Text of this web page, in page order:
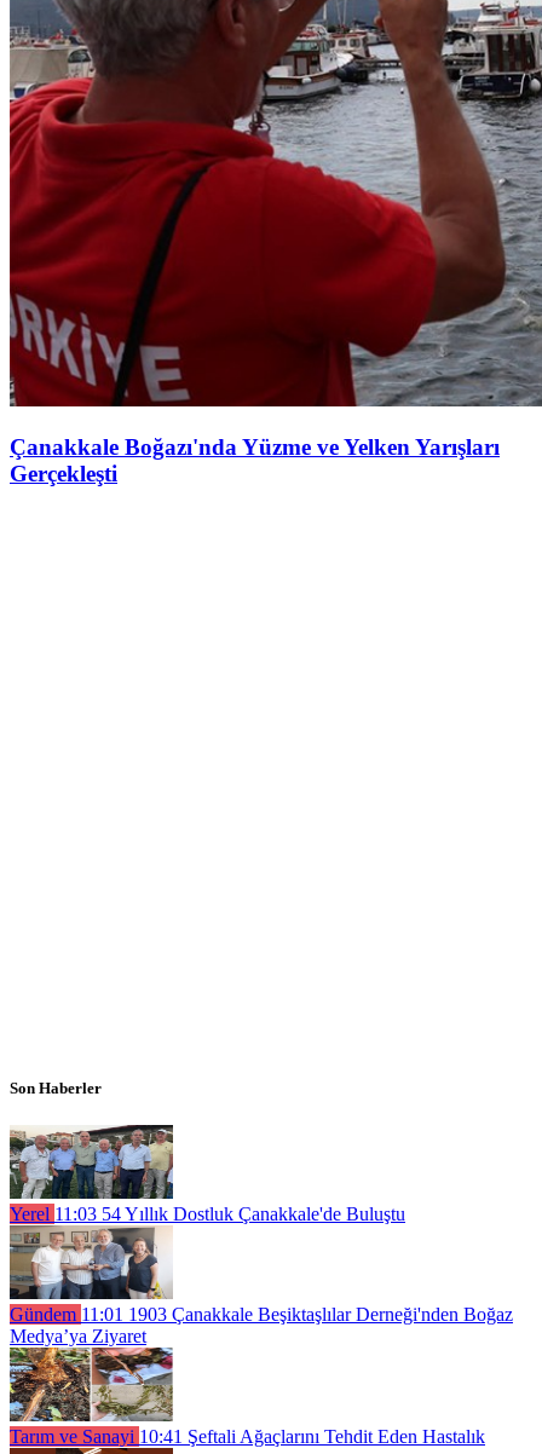
Çanakkale Boğazı'nda Yüzme ve Yelken Yarışları
Gerçekleşti
Son Haberler
Yerel 11:03 54 Yıllık Dostluk Çanakkale'de Buluştu
Gündem 11:01 1903 Çanakkale Beşiktaşlılar Derneği'nden Boğaz
Medya’ya Ziyaret
Tarım ve Sanayi 10:41 Şeftali Ağaçlarını Tehdit Eden Hastalık